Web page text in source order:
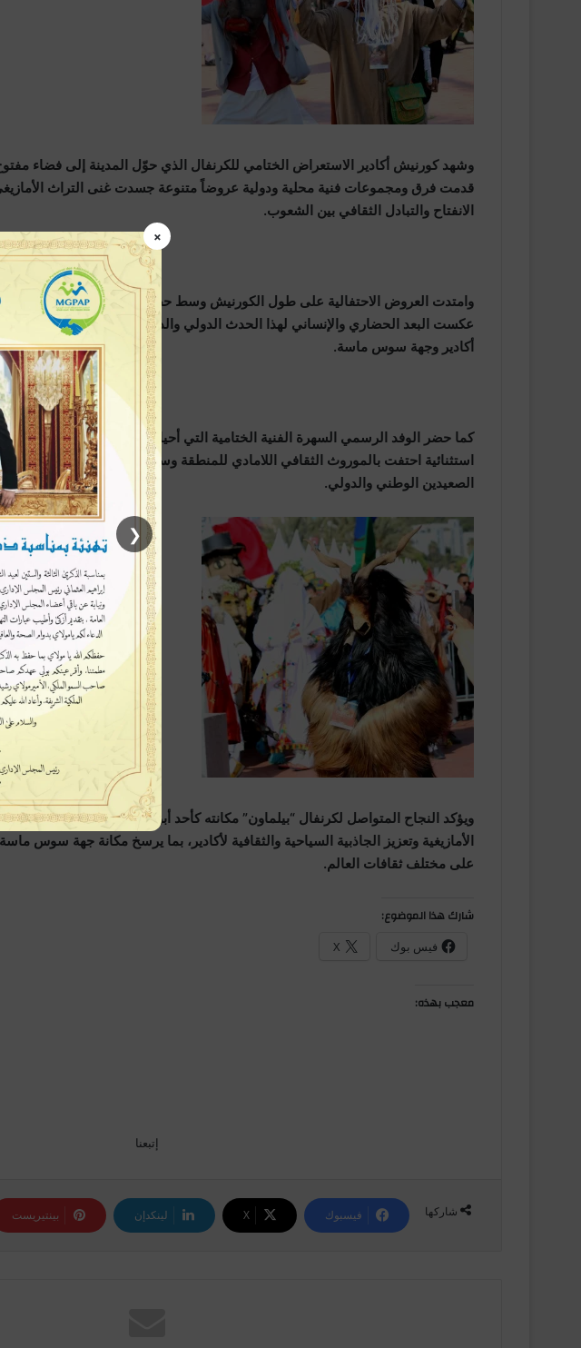
وشهد كورنيش أكادير الاستعراض الختامي للكرنفال الذي حوّل المدينة إلى فضاء
قدمت فرق ومجموعات فنية محلية ودولية عروضاً متنوعة جسدت غنى التراث
الانفتاح والتبادل الثقافي بين الشعوب.
وامتدت العروض الاحتفالية على طول الكورنيش وسط حضور جماهيري كبير تفاعل مع
عكست البعد الحضاري والإنساني لهذا الحدث الدولي والذي أصبح موعداً سنوياً بارزاً
أكادير وجهة سوس ماسة.
كما حضر الوفد الرسمي السهرة الفنية الختامية التي أحياها نخبة من الفنانين
استثنائية احتفت بالموروث الثقافي اللامادي للمنطقة وساهمت في إبراز الإبداع
الصعيدين الوطني والدولي.
ويؤكد النجاح المتواصل لكرنفال “بيلماون” مكانته كأحد أبرز التظاهرات الثقافية
الأمازيغية وتعزيز الجاذبية السياحية والثقافية لأكادير، بما يرسخ مكانة جهة سوس ماسة
على مختلف ثقافات العالم.
شارك هذا الموضوع:
فيس بوك X
معجب بهذه:
إتبعنا
شاركها فيسبوك ‫X لينكدإن بينتيريست
×
❮